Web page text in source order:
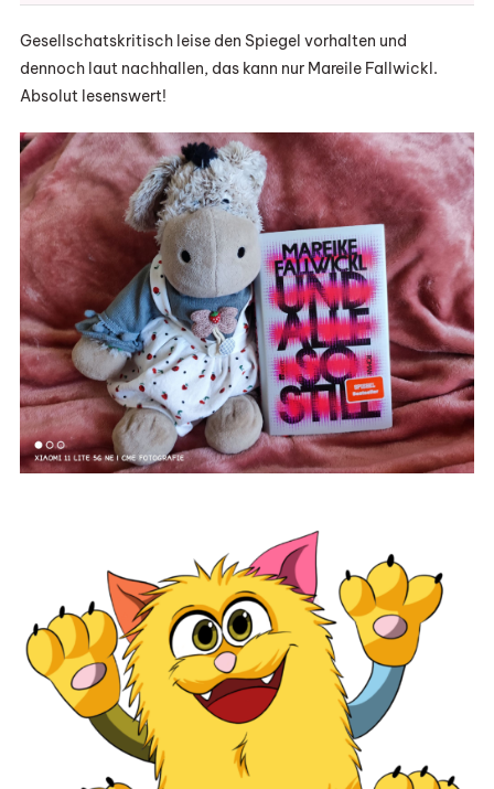
Gesellschatskritisch leise den Spiegel vorhalten und
dennoch laut nachhallen, das kann nur Mareile Fallwickl.
Absolut lesenswert!